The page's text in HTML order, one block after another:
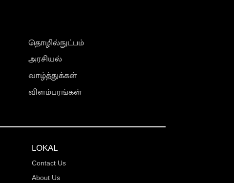
தொழில்நுட்பம்
அரசியல்
வாழ்த்துக்கள்
விளம்பரங்கள்
LOKAL
Contact Us
About Us